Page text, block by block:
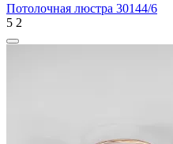
Потолочная люстра 30144/6
5 2